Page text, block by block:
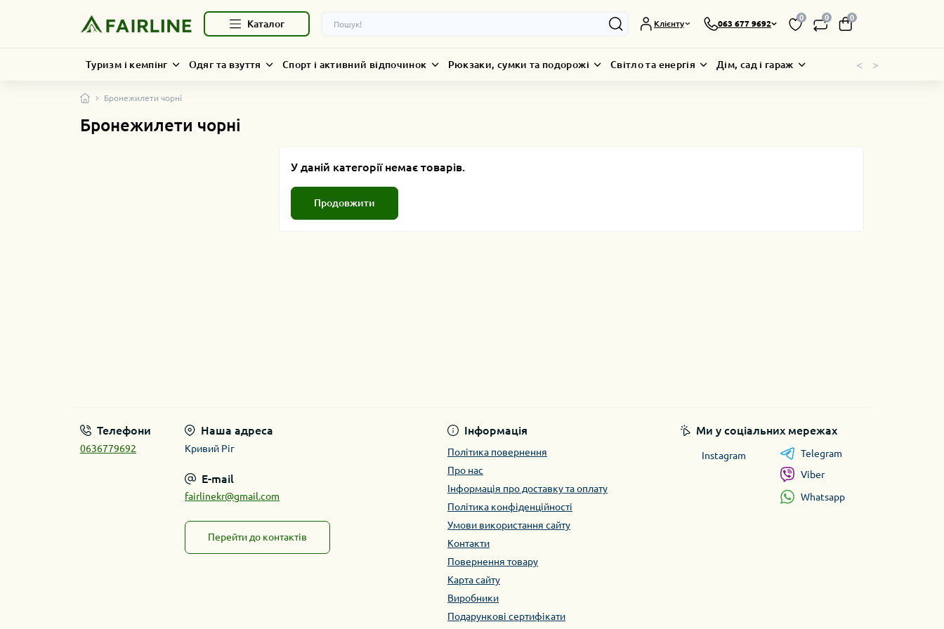
Каталог Клієнту 063 677 9692
0 0 0
Туризм і кемпінг Одяг та взуття Спорт і активний відпочинок Рюкзаки, сумки та подорожі Світло та енергія Дім, сад і гараж < >
Бронежилети чорні
Бронежилети чорні
У даній категорії немає товарів.
Продовжити
Телефони
0636779692
Наша адреса
Кривий Ріг
E-mail
fairlinekr@gmail.com
Перейти до контактів
Інформація
Політика повернення
Про нас
Інформація про доставку та оплату
Політика конфіденційності
Умови використання сайту
Контакти
Повернення товару
Карта сайту
Виробники
Подарункові сертифікати
Ми у соціальних мережах
Instagram
Telegram
Viber
Whatsapp